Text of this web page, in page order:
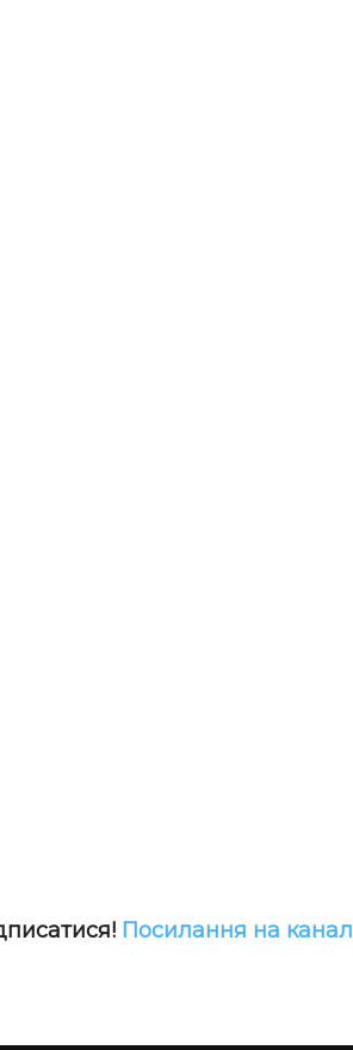
Посилання на канал